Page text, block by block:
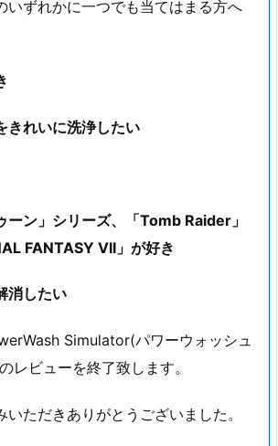
ずれかに一つでも当てはまる方へ
きれいに洗浄したい
ーン」シリーズ、「Tomb Raider」
FANTASY VII」が好き
消したい
Simulator(パワーウォッシュ
レビューを終了致します。
ただきありがとうございました。